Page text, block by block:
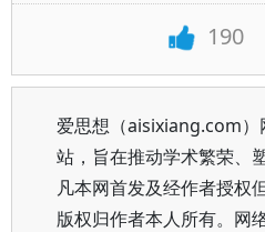
190
爱思想（aisixiang.com）
站，旨在推动学术繁荣、
凡本网首发及经作者授权
版权归作者本人所有。网